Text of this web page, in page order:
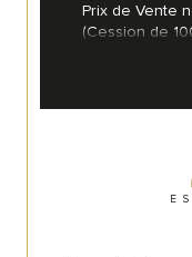
Prix de Vente
(Cession de
Magnifique
Var. Cet